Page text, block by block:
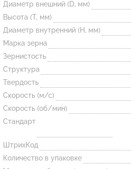
Огнеупорные
изделия
Скачать каталог
Тигель
Муфель
Черпак
Шербер
Трубка
Стержень
Диаметр внешний (D, мм)
Высота (T, мм)
Диаметр внутренний (H, мм)
Марка зерна
Зернистость
Структура
Твердость
Скорость (м/с)
Скорость (об/мин)
Стандарт
ШтрихКод
Количество в упаковке